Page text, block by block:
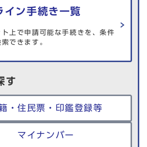
イン手続き一覧
上で申請可能な手続きを、条件
できます。
す
・住民票・印鑑登録等
マイナンバー